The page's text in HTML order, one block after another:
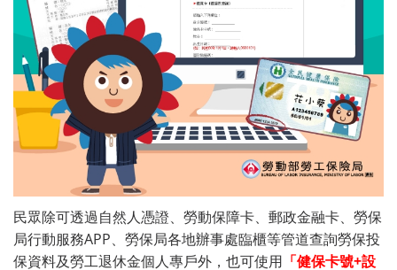
民眾除可透過自然人憑證、勞動保障卡、郵政金融卡、勞保
局行動服務APP、勞保局各地辦事處臨櫃等管道查詢勞保投
保資料及勞工退休金個人專戶外，也可使用 「健保卡號+設